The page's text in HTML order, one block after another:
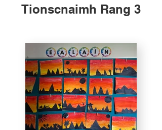
Tionscnaimh Rang 3